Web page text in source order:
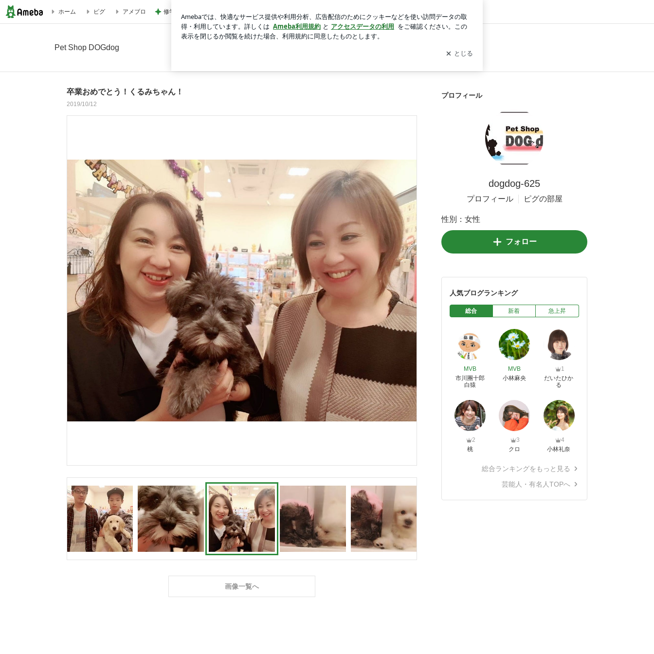
卒業おめでとう！くるみちゃん！の画像 12枚中2枚目
ホーム ピグ アメブロ 修学旅行でも行く機会がなかった広島
Pet Shop DOGdog
卒業おめでとう！くるみちゃん！
2019/10/12
画像一覧へ
プロフィール
dogdog-625
プロフィール ピグの部屋
性別： 女性
フォロー
人気ブログランキング
総合 新着 急上昇
MVB
市川團十郎
白猿
MVB
小林麻央
1
だいたひか
る
2
桃
3
クロ
4
小林礼奈
総合ランキングをもっと見る
芸能人・有名人TOPへ